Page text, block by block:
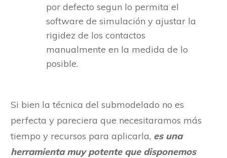
por defecto segun lo permita el
software de simulación y ajustar la
rigidez de los contactos
manualmente en la medida de lo
posible.
Si bien la técnica del submodelado no es
perfecta y pareciera que necesitaramos más
tiempo y recursos para aplicarla, es una
herramienta muy potente que disponemos